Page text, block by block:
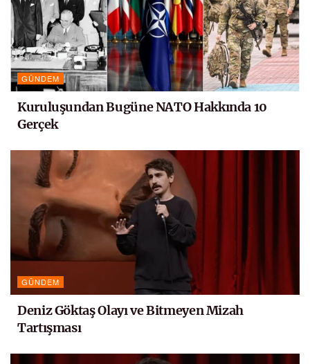
GÜNDEM
Kuruluşundan Bugüne NATO Hakkında 10
Gerçek
GÜNDEM
Deniz Göktaş Olayı ve Bitmeyen Mizah
Tartışması